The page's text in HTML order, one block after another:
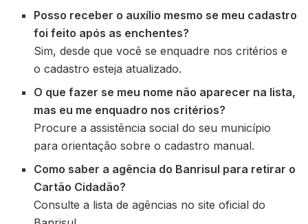
Posso receber o auxílio mesmo se meu cadastro
foi feito após as enchentes?
Sim, desde que você se enquadre nos critérios e
o cadastro esteja atualizado.
O que fazer se meu nome não aparecer na lista,
mas eu me enquadro nos critérios?
Procure a assistência social do seu município
para orientação sobre o cadastro manual.
Como saber a agência do Banrisul para retirar o
Cartão Cidadão?
Consulte a lista de agências no site oficial do